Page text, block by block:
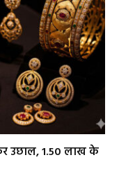
उछाल, ₹1.50 लाख के